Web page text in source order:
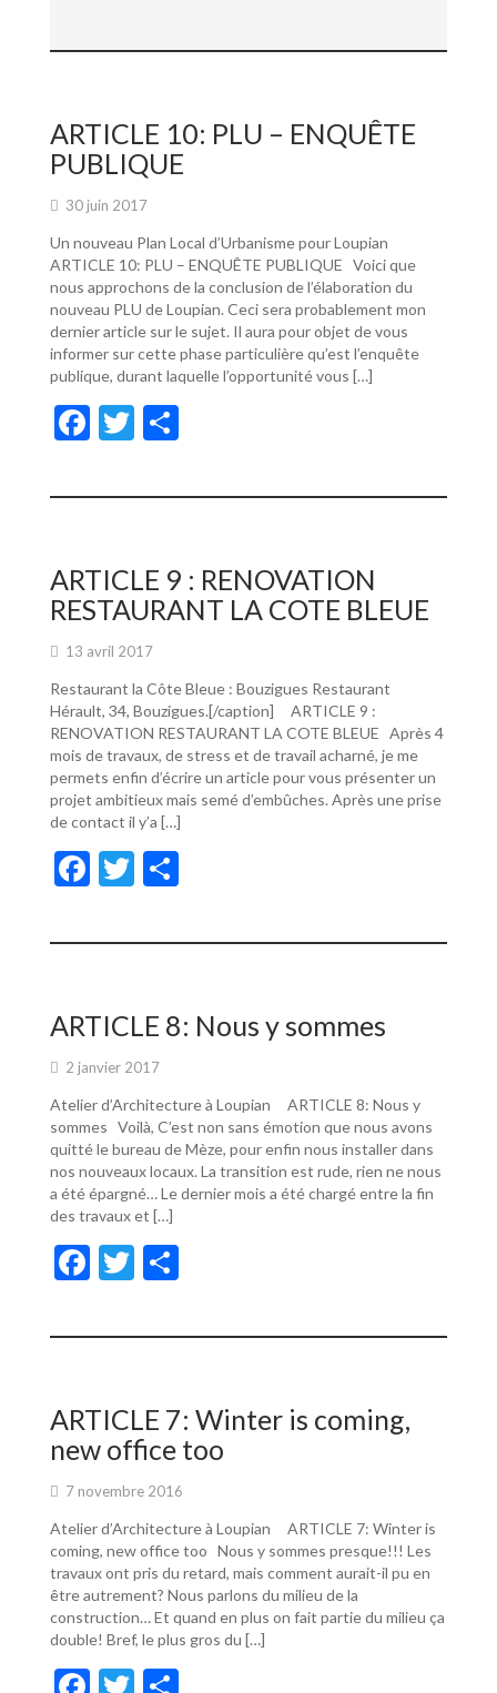
e
o
o
k
itt ta
er
ARTICLE 10: PLU – ENQUÊTE
PUBLIQUE
30 juin 2017
Un nouveau Plan Local d’Urbanisme pour Loupian
ARTICLE 10: PLU – ENQUÊTE PUBLIQUE Voici que
nous approchons de la conclusion de l’élaboration du
nouveau PLU de Loupian. Ceci sera probablement mon
dernier article sur le sujet. Il aura pour objet de vous
informer sur cette phase particulière qu’est l’enquête
publique, durant laquelle l’opportunité vous […]
F
e
o
o
k
T
itt ta
er
ARTICLE 9 : RENOVATION
RESTAURANT LA COTE BLEUE
13 avril 2017
Restaurant la Côte Bleue : Bouzigues Restaurant
Hérault, 34, Bouzigues.[/caption] ARTICLE 9 :
RENOVATION RESTAURANT LA COTE BLEUE Après 4
mois de travaux, de stress et de travail acharné, je me
permets enfin d’écrire un article pour vous présenter un
projet ambitieux mais semé d’embûches. Après une prise
de contact il y’a […]
F
e
o
o
k
T
itt ta
er
ARTICLE 8: Nous y sommes
2 janvier 2017
Atelier d’Architecture à Loupian ARTICLE 8: Nous y
sommes Voilà, C’est non sans émotion que nous avons
quitté le bureau de Mèze, pour enfin nous installer dans
nos nouveaux locaux. La transition est rude, rien ne nous
a été épargné… Le dernier mois a été chargé entre la fin
des travaux et […]
F
e
o
o
k
T
itt ta
er
ARTICLE 7: Winter is coming,
new office too
7 novembre 2016
Atelier d’Architecture à Loupian ARTICLE 7: Winter is
coming, new office too Nous y sommes presque!!! Les
travaux ont pris du retard, mais comment aurait-il pu en
être autrement? Nous parlons du milieu de la
construction… Et quand en plus on fait partie du milieu ça
double! Bref, le plus gros du […]